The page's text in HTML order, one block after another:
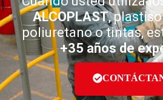
ALCOPLAST,
poliuretano o tintas,
+35 años de